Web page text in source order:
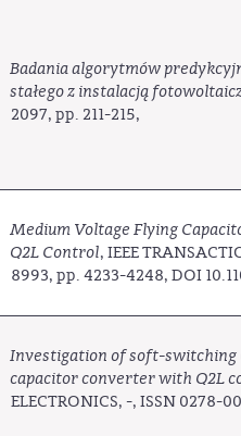
Badania algorytmów
stałego z instalacją
2097, pp. 211-215,
Medium Voltage Flying
Q2L Control, IEEE
8993, pp. 4233-4248, DOI
Investigation of soft-switching
capacitor converter with Q2L
ELECTRONICS, -, ISSN 0278-